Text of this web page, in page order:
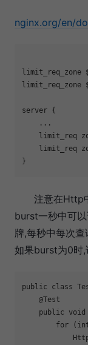
nginx.org/en/
limit_req_zone
limit_req_zone
server {
    ...
limit_req
limit_req
}
注意在Http中
burst一秒中可
牌,每秒中每次
如果burst为0时,
public class
    @Test
    public
void
for